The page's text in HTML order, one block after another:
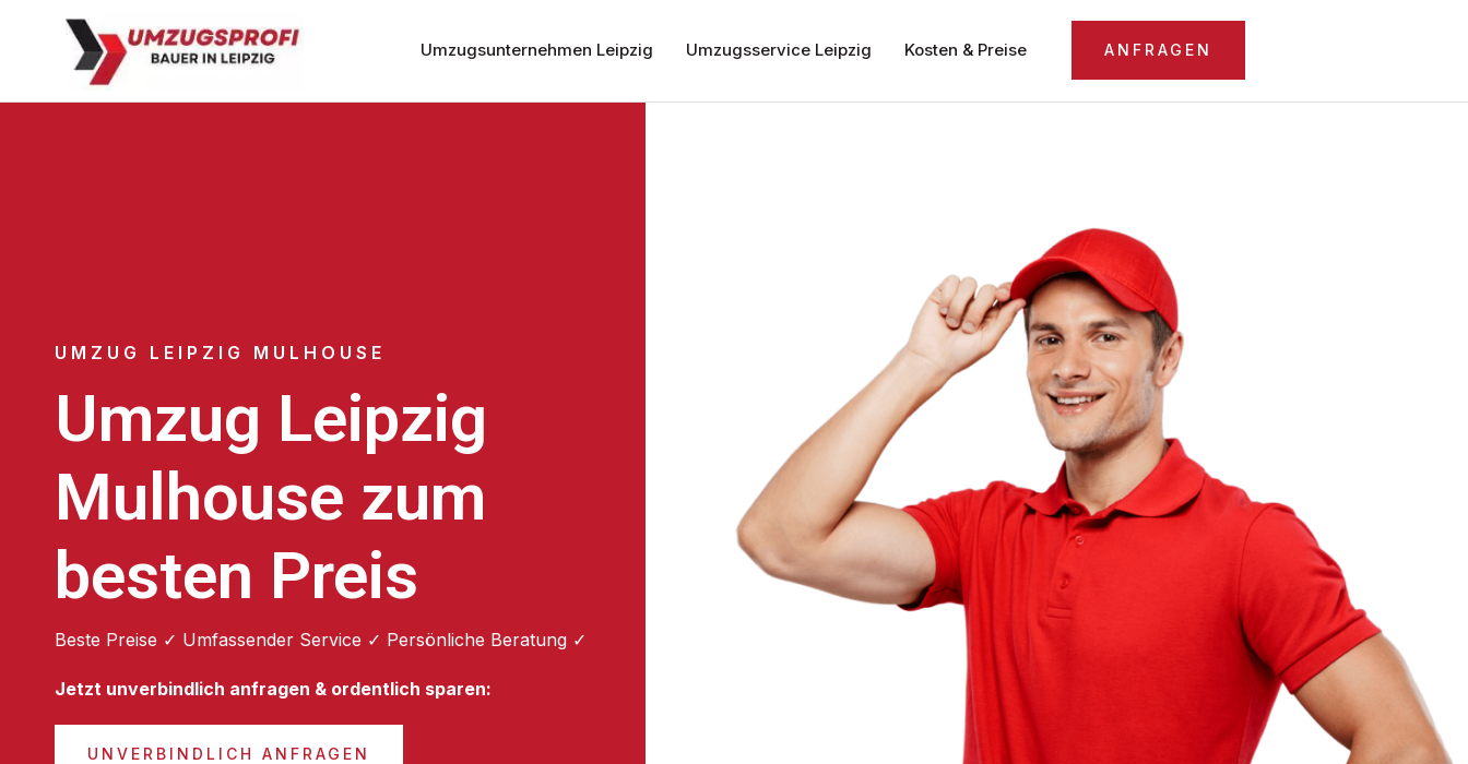
Umzugsunternehmen Leipzig Umzugsservice Leipzig Kosten & Preise ANFRAGEN
UMZUG LEIPZIG MULHOUSE
Umzug Leipzig
Mulhouse zum
besten Preis
Beste Preise ✓ Umfassender Service ✓ Persönliche Beratung ✓
Jetzt unverbindlich anfragen & ordentlich sparen:
UNVERBINDLICH ANFRAGEN